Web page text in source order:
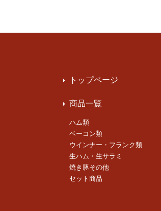
トップページ
商品一覧
ハム類
ベーコン類
ウインナー・フランク類
生ハム・生サラミ
焼き豚その他
セット商品